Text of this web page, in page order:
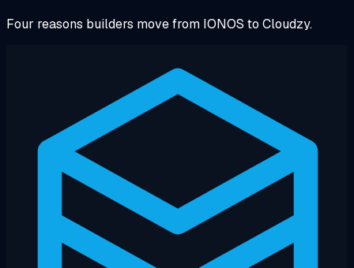
Four reasons builders move from IONOS to Cloudzy.